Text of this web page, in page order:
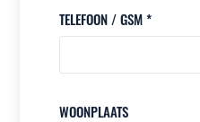
TELEFOON / GSM *
WOONPLAATS